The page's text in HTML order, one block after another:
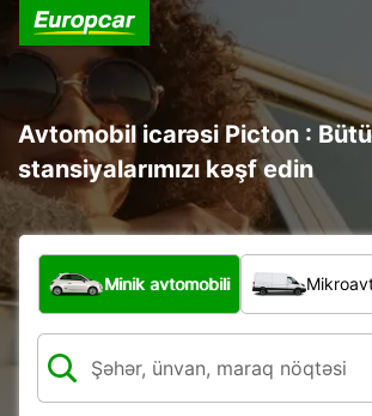
Avtomobil icarəsi Picton :
stansiyalarımızı kəşf edin
Hansı növ nəqliyyat vasitəsi?
Minik avtomobili